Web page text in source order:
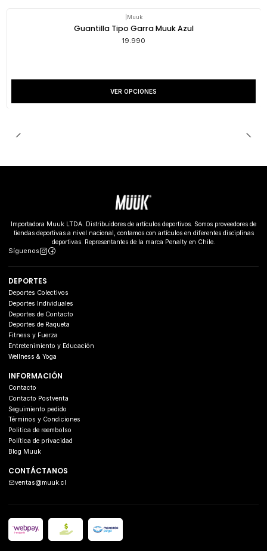
Muuk
Guantilla Tipo Garra Muuk Azul
19.990
VER OPCIONES
Importadora Muuk LTDA. Distribuidores de artículos deportivos. Somos proveedores de
tiendas deportivas a nivel nacional, contamos con artículos en diferentes disciplinas
deportivas. Representantes de la marca Penalty en Chile.
Síguenos
DEPORTES
Deportes Colectivos
Deportes Individuales
Deportes de Contacto
Deportes de Raqueta
Fitness y Fuerza
Entretenimiento y Educación
Wellness & Yoga
INFORMACIÓN
Contacto
Contacto Postventa
Seguimiento pedido
Términos y Condiciones
Politica de reembolso
Política de privacidad
Blog Muuk
CONTÁCTANOS
ventas@muuk.cl